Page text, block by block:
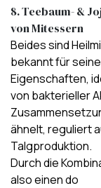
8. Teebaum- &
von Mitessern
Beides sind
bekannt für
Eigenschaften,
von bakterieller
ähnelt, reguliert
Talgproduktion.
Durch die
also einen do